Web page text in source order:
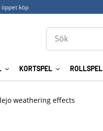
köp
KORTSPEL ROLLSPEL
weathering effects